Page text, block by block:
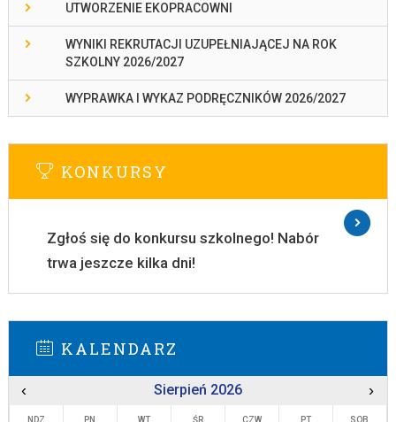
UTWORZENIE EKOPRACOWNI
WYNIKI REKRUTACJI UZUPEŁNIAJĄCEJ NA ROK
SZKOLNY 2026/2027
WYPRAWKA I WYKAZ PODRĘCZNIKÓW 2026/2027
KONKURSY
Zgłoś się do konkursu szkolnego! Nabór
trwa jeszcze kilka dni!
KALENDARZ
‹ Sierpień 2026 ›